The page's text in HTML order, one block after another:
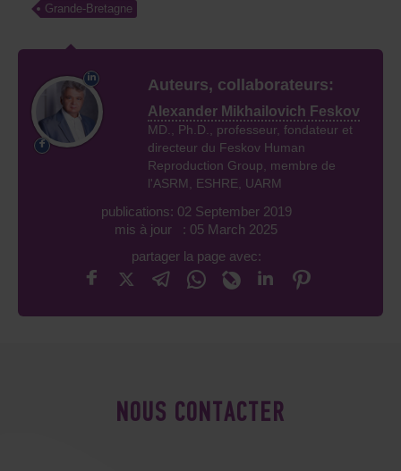
Grande-Bretagne
Auteurs, collaborateurs:
Alexander Mikhailovich Feskov
MD., Ph.D., professeur, fondateur et
directeur du Feskov Human
Reproduction Group, membre de
l'ASRM, ESHRE, UARM
publications: 02 September 2019
mis à jour : 05 March 2025
partager la page avec:
NOUS CONTACTER